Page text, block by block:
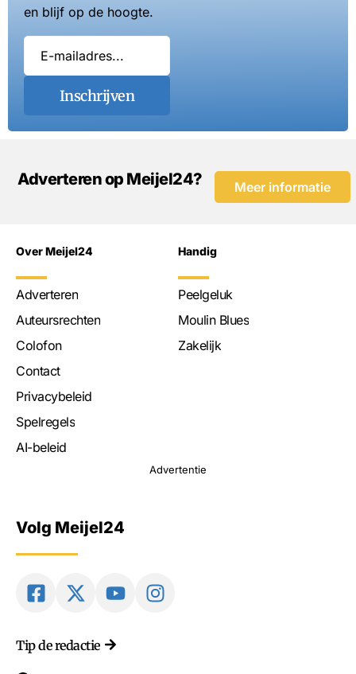
en blijf op de hoogte.
Inschrijven
Adverteren op Meijel24? Meer informatie
Over Meijel24
Adverteren
Auteursrechten
Colofon
Contact
Privacybeleid
Spelregels
AI-beleid
Handig
Peelgeluk
Moulin Blues
Zakelijk
Advertentie
Volg Meijel24
Tip de redactie